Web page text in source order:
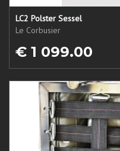
LC2 Polster Sessel
Le Corbusier
€ 1 099.00